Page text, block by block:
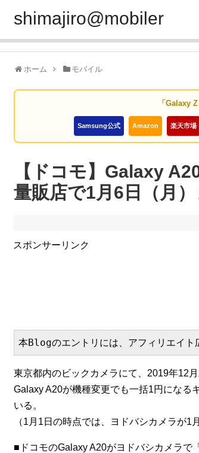
shimajiro@mobiler
ホーム モバイル
「Galaxy
Samsung公式 Amazon 楽天市場
【ドコモ】Galaxy
量販店で1月6日（月
スポンサーリンク
本Blogのエントリには、アフィリエイト
東京都内のビックカメラにて、2019年12
Galaxy A20が機種変更でも一括1円になる
いる。
（1月1日の時点では、ヨドバシカメラが1
■ドコモのGalaxy A20がヨドバシカメラで